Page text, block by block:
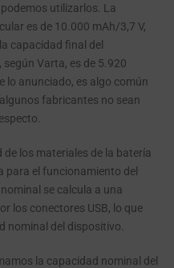
utilizarlos. La
es de 10.000 mAh/3,7 V,
capacidad final del
Varta, es de 5.920
lo anunciado, es algo común
fabricantes no sean
de los materiales de la batería
para el funcionamiento del
se calcula a una
los conectores USB, lo que
nominal del dispositivo.
la capacidad nominal del